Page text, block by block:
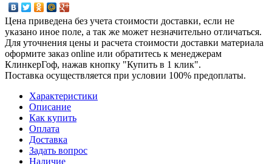
Цена приведена без учета стоимости доставки, если не
указано иное поле, а так же может незначительно отличаться.
Для уточнения цены и расчета стоимости доставки материала
оформите заказ online или обратитесь к менеджерам
КлинкерГоф, нажав кнопку "Купить в 1 клик".
Поставка осуществляется при условии 100% предоплаты.
Характеристики
Описание
Как купить
Оплата
Доставка
Задать вопрос
Наличие